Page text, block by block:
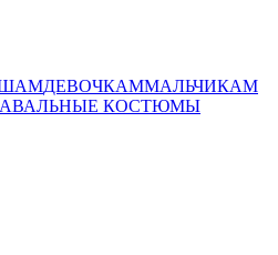
ДЕВОЧКАММАЛЬЧИКАМ
КОСТЮМЫ